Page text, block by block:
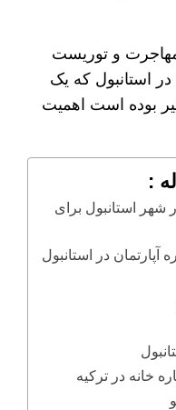
و توریست
در استانبول که یک
بوده است اهمیت
:
شهر استانبول برای
آپارتمان در استانبول
خانه در ترکیه